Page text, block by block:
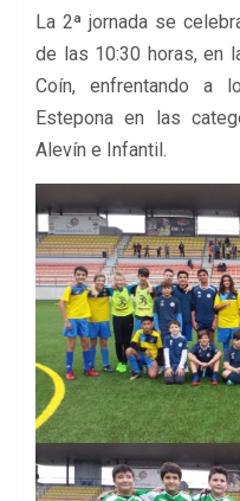
La 2ª jornada se
de las 10:30 horas, en
Coín, enfrentando a
Estepona en las
Alevín e Infantil.